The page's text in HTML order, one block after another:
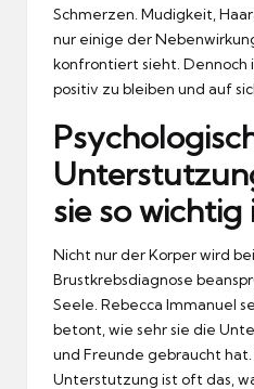
Schmerzen. Mudigkeit,
nur einige der
konfrontiert sieht. Dennoch
positiv zu bleiben und auf
sie so wichtig
Nicht nur der Korper wird
Brustkrebsdiagnose
Seele. Rebecca Immanuel
betont, wie sehr sie die
und Freunde gebraucht hat.
Unterstutzung ist oft das,